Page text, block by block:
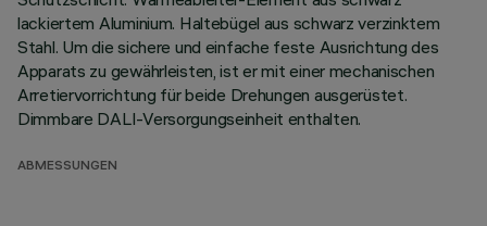
lackiertem Aluminium. Haltebügel aus schwarz verzinktem
Stahl. Um die sichere und einfache feste Ausrichtung des
Apparats zu gewährleisten, ist er mit einer mechanischen
Arretiervorrichtung für beide Drehungen ausgerüstet.
Dimmbare DALI-Versorgungseinheit enthalten.
ABMESSUNGEN